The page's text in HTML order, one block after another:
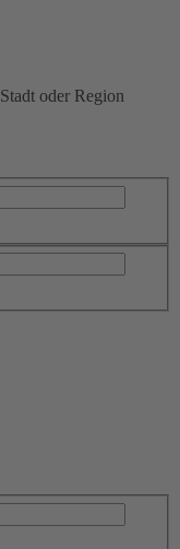
Stadt oder Region